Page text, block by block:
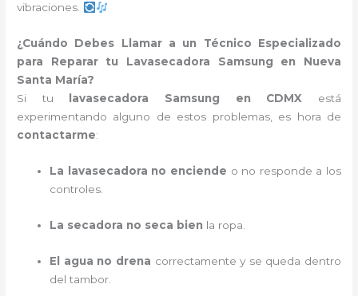
vibraciones.
¿Cuándo Debes Llamar a un Técnico Especializado
para Reparar tu Lavasecadora Samsung en Nueva
Santa María?
Si tu
lavasecadora Samsung en CDMX está
experimentando alguno de estos problemas, es hora de
contactarme:
La lavasecadora no enciende o no responde a los
controles.
La secadora no seca bien la ropa.
El agua no drena correctamente y se queda dentro
del tambor.